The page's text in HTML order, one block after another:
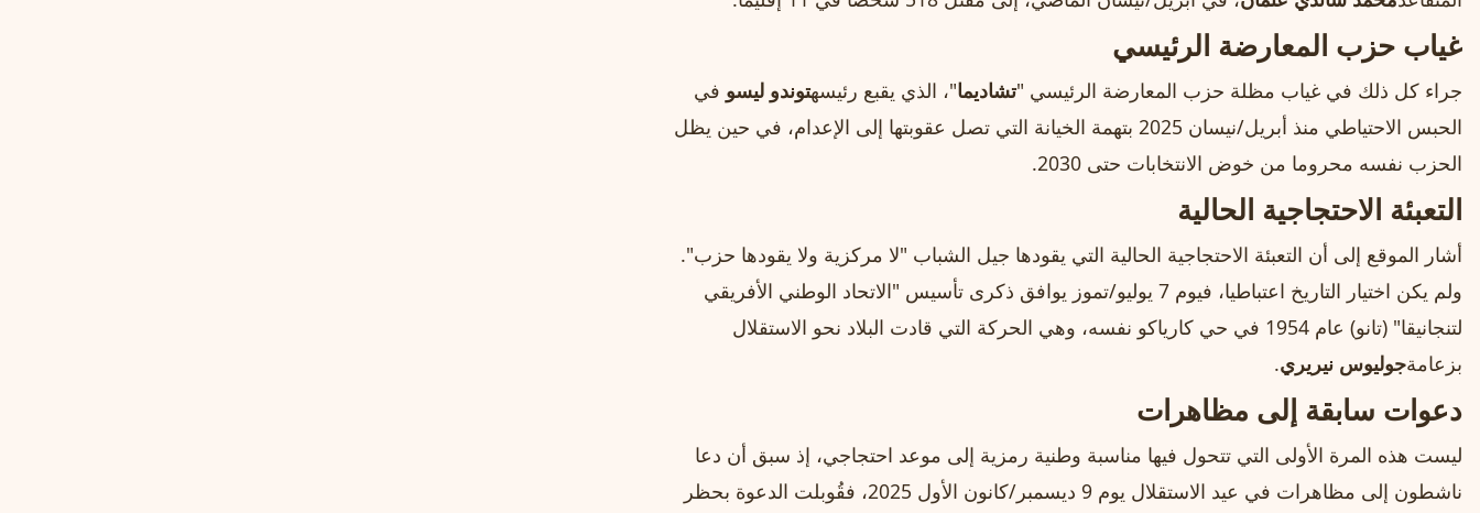
غياب حزب المعارضة الرئيسي
جراء كل ذلك في غياب مظلة حزب المعارضة الرئيسي "تشاديما"، الذي يقبع رئيسهتوندو ليسو في
الحبس الاحتياطي منذ أبريل/نيسان 2025 بتهمة الخيانة التي تصل عقوبتها إلى الإعدام، في حين يظل
الحزب نفسه محروما من خوض الانتخابات حتى 2030.
التعبئة الاحتجاجية الحالية
أشار الموقع إلى أن التعبئة الاحتجاجية الحالية التي يقودها جيل الشباب "لا مركزية ولا يقودها حزب".
ولم يكن اختيار التاريخ اعتباطيا، فيوم 7 يوليو/تموز يوافق ذكرى تأسيس "الاتحاد الوطني الأفريقي
لتنجانيقا" (تانو) عام 1954 في حي كارياكو نفسه، وهي الحركة التي قادت البلاد نحو الاستقلال
بزعامةجوليوس نيريري.
دعوات سابقة إلى مظاهرات
ليست هذه المرة الأولى التي تتحول فيها مناسبة وطنية رمزية إلى موعد احتجاجي، إذ سبق أن دعا
ناشطون إلى مظاهرات في عيد الاستقلال يوم 9 ديسمبر/كانون الأول 2025، فقُوبلت الدعوة بحظر